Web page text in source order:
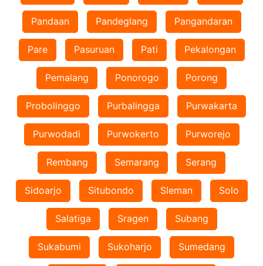
Pandaan Pandeglang Pangandaran
Pare Pasuruan Pati Pekalongan
Pemalang Ponorogo Porong
Probolinggo Purbalingga Purwakarta
Purwodadi Purwokerto Purworejo
Rembang Semarang Serang
Sidoarjo Situbondo Sleman Solo
Salatiga Sragen Subang
Sukabumi Sukoharjo Sumedang